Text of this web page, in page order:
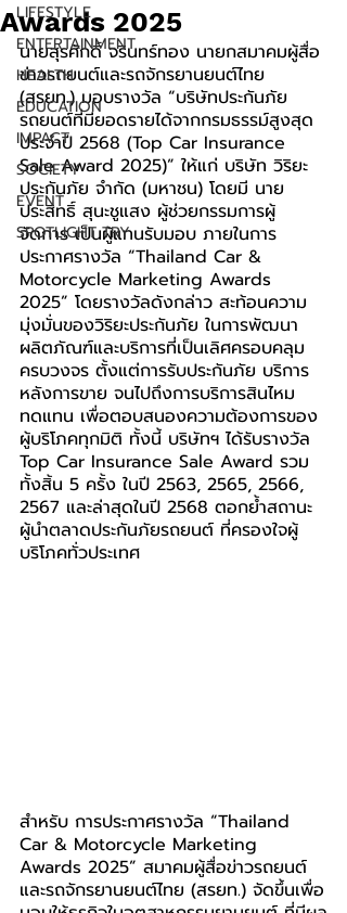
LIFESTYLE
ENTERTAINMENT
HEALTH
EDUCATION
IMPACT
SOCIETY
EVENT
SPOTLIGHT TRY
Awards 2025
นายสุรศักดิ์ จรินทร์ทอง นายกสมาคมผู้สื่อ
ข่าวรถยนต์และรถจักรยานยนต์ไทย
(สรยท.) มอบรางวัล “บริษัทประกันภัย
รถยนต์ที่มียอดรายได้จากกรมธรรม์สูงสุด
ประจำปี 2568 (Top Car Insurance
Sale Award 2025)” ให้แก่ บริษัท วิริยะ
ประกันภัย จำกัด (มหาชน) โดยมี นาย
ประสิทธิ์ สุนะชูแสง ผู้ช่วยกรรมการผู้
จัดการ เป็นผู้แทนรับมอบ ภายในการ
ประกาศรางวัล “Thailand Car &
Motorcycle Marketing Awards
2025” โดยรางวัลดังกล่าว สะท้อนความ
มุ่งมั่นของวิริยะประกันภัย ในการพัฒนา
ผลิตภัณฑ์และบริการที่เป็นเลิศครอบคลุม
ครบวงจร ตั้งแต่การรับประกันภัย บริการ
หลังการขาย จนไปถึงการบริการสินไหม
ทดแทน เพื่อตอบสนองความต้องการของ
ผู้บริโภคทุกมิติ ทั้งนี้ บริษัทฯ ได้รับรางวัล
Top Car Insurance Sale Award รวม
ทั้งสิ้น 5 ครั้ง ในปี 2563, 2565, 2566,
2567 และล่าสุดในปี 2568 ตอกย้ำสถานะ
ผู้นำตลาดประกันภัยรถยนต์ ที่ครองใจผู้
บริโภคทั่วประเทศ
สำหรับ การประกาศรางวัล “Thailand
Car & Motorcycle Marketing
Awards 2025” สมาคมผู้สื่อข่าวรถยนต์
และรถจักรยานยนต์ไทย (สรยท.) จัดขึ้นเพื่อ